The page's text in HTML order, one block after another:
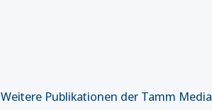
Weitere Publikationen der Tamm Media